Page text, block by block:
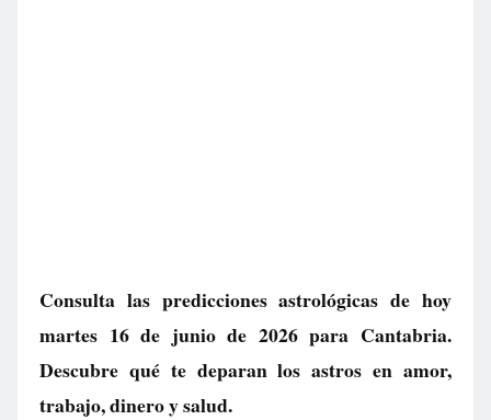
Consulta las predicciones astrológicas de hoy
martes 16 de junio de 2026 para Cantabria.
Descubre qué te deparan los astros en amor,
trabajo, dinero y salud.